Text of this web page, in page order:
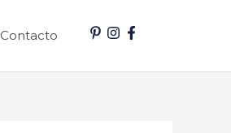
Contacto